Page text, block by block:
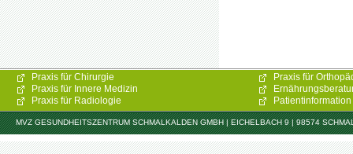
Praxis für Chirurgie
Praxis für Innere Medizin
Praxis für Radiologie
Praxis für
Patientinformation
MVZ GESUNDHEITSZENTRUM SCHMALKALDEN GMBH | EICHELBACH 9 | 98574